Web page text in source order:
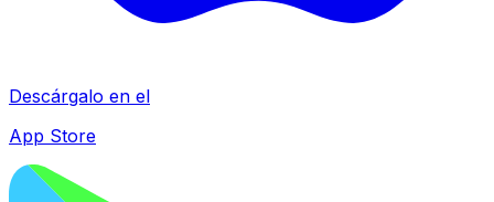
Descárgalo en el
App Store